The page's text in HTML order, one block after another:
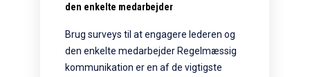
den enkelte medarbejder
Brug surveys til at engagere lederen og
den enkelte medarbejder Regelmæssig
kommunikation er en af de vigtigste